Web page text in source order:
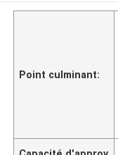
Point culminant: